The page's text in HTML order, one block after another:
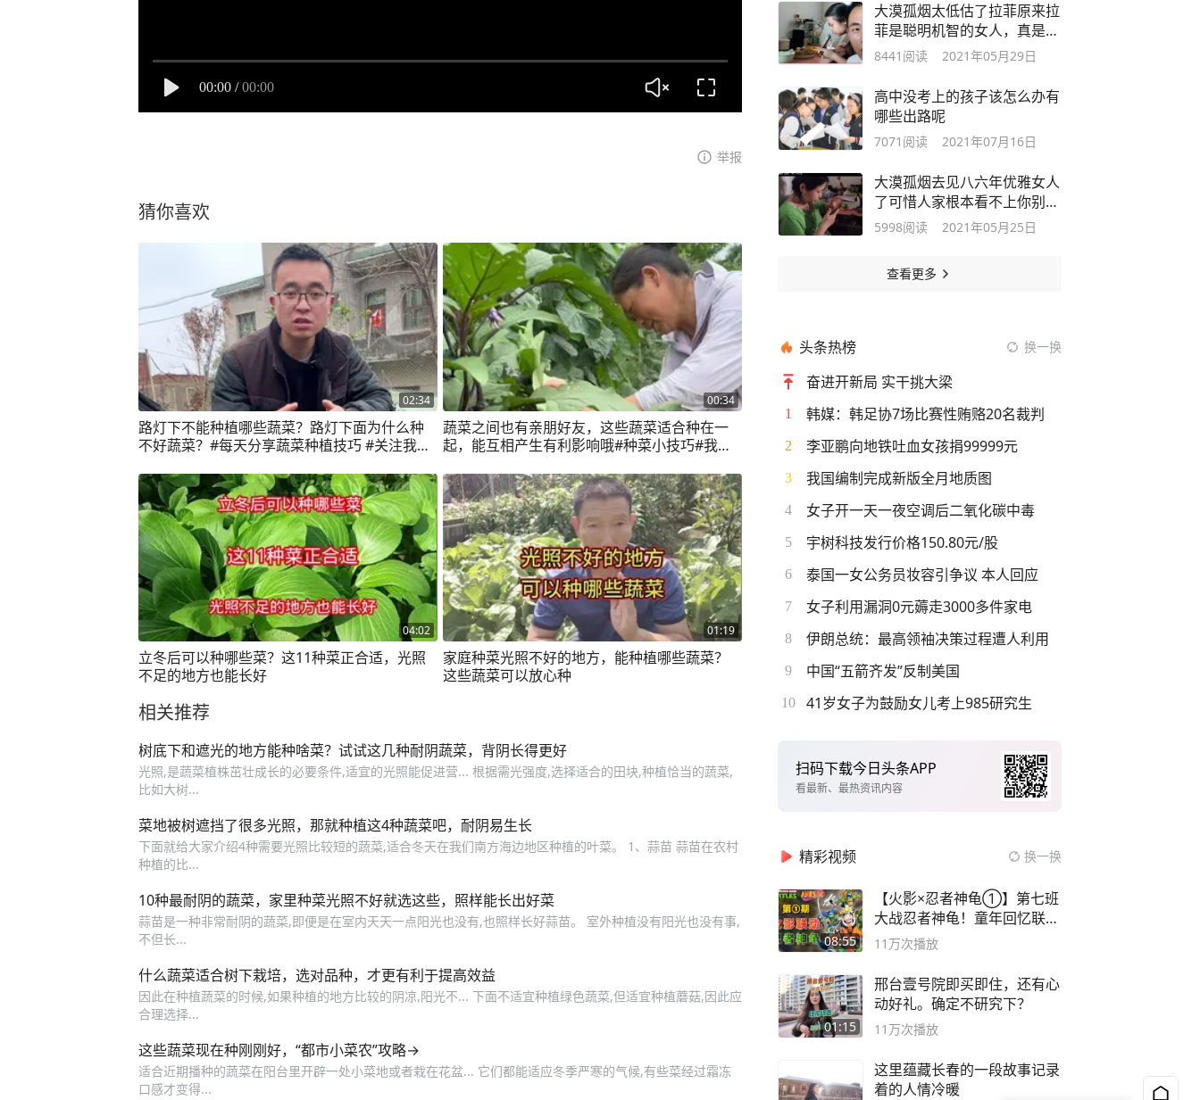
00:00 / 00:00
举报
猜你喜欢
02:34
路灯下不能种植哪些蔬菜？路灯下面为什么种
不好蔬菜？#每天分享蔬菜种植技巧 #关注我一
00:34
蔬菜之间也有亲朋好友，这些蔬菜适合种在一
起，能互相产生有利影响哦#种菜小技巧#我的
04:02
立冬后可以种哪些菜？这11种菜正合适，光照
不足的地方也能长好
01:19
家庭种菜光照不好的地方，能种植哪些蔬菜？
这些蔬菜可以放心种
相关推荐
树底下和遮光的地方能种啥菜？试试这几种耐阴蔬菜，背阴长得更好
光照,是蔬菜植株茁壮成长的必要条件,适宜的光照能促进营... 根据需光强度,选择适合的田块,种植恰当的蔬菜,
比如大树...
菜地被树遮挡了很多光照，那就种植这4种蔬菜吧，耐阴易生长
下面就给大家介绍4种需要光照比较短的蔬菜,适合冬天在我们南方海边地区种植的叶菜。 1、蒜苗 蒜苗在农村
种植的比...
10种最耐阴的蔬菜，家里种菜光照不好就选这些，照样能长出好菜
蒜苗是一种非常耐阴的蔬菜,即便是在室内天天一点阳光也没有,也照样长好蒜苗。 室外种植没有阳光也没有事,
不但长...
什么蔬菜适合树下栽培，选对品种，才更有利于提高效益
因此在种植蔬菜的时候,如果种植的地方比较的阴凉,阳光不... 下面不适宜种植绿色蔬菜,但适宜种植蘑菇,因此应
合理选择...
这些蔬菜现在种刚刚好，“都市小菜农”攻略→
适合近期播种的蔬菜在阳台里开辟一处小菜地或者栽在花盆... 它们都能适应冬季严寒的气候,有些菜经过霜冻
口感才变得...
大漠孤烟太低估了拉菲原来拉
菲是聪明机智的女人，真是好
样的女人
8441 阅读 2021年05月29日
高中没考上的孩子该怎么办有
哪些出路呢
7071 阅读 2021年07月16日
大漠孤烟去见八六年优雅女人
了可惜人家根本看不上你别闹
了认命吧
5998阅读 2021年05月25日
查看更多
头条热榜 换一换
奋进开新局 实干挑大梁
1 韩媒：韩足协7场比赛性贿赂20名裁判
2 李亚鹏向地铁吐血女孩捐99999元
3 我国编制完成新版全月地质图
4 女子开一天一夜空调后二氧化碳中毒
5 宇树科技发行价格150.80元/股
6 泰国一女公务员妆容引争议 本人回应
7 女子利用漏洞0元薅走3000多件家电
8 伊朗总统：最高领袖决策过程遭人利用
9 中国“五箭齐发”反制美国
10 41岁女子为鼓励女儿考上985研究生
扫码下载今日头条APP
看最新、最热资讯内容
精彩视频 换一换
08:55
【火影×忍者神龟①】第七班
大战忍者神龟！童年回忆联动
论武？
11万次播放
01:15
邢台壹号院即买即住，还有心
动好礼。确定不研究下？
11万次播放
这里蕴藏长春的一段故事记录
着的人情冷暖